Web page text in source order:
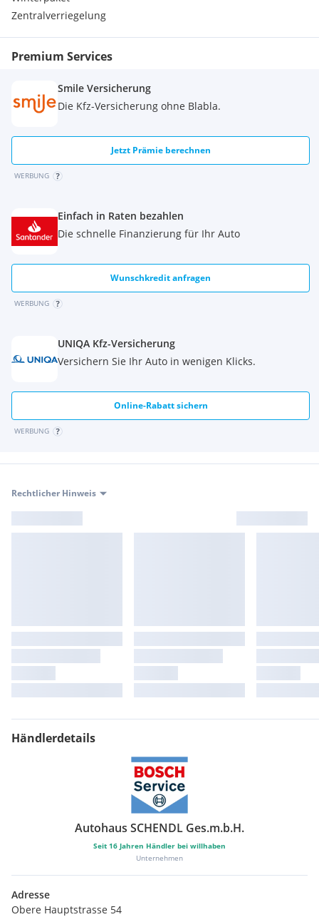
Zentralverriegelung
Premium Services
Smile Versicherung
Die Kfz-Versicherung ohne Blabla.
Jetzt Prämie berechnen
WERBUNG
Einfach in Raten bezahlen
Die schnelle Finanzierung für Ihr Auto
Wunschkredit anfragen
WERBUNG
UNIQA Kfz-Versicherung
Versichern Sie Ihr Auto in wenigen Klicks.
Online-Rabatt sichern
WERBUNG
Rechtlicher Hinweis
Händlerdetails
Autohaus SCHENDL Ges.m.b.H.
Seit 16 Jahren Händler bei willhaben
Unternehmen
Adresse
Obere Hauptstrasse 54